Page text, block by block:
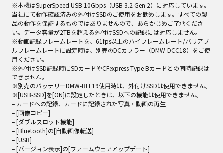
※本機はSuperSpeed USB 10Gbps（USB 3.2 Gen 2）に対応しています。
当社にて動作確認済みの外付けSSDのご使用をお勧めします。すべての製
品の動作を保証するものではありませんので、あらかじめご了承くださ
い。データ容量が2TBを超える外付けSSDへの記録には対応しません。
※動画記録フレームレートを、61fps以上のハイフレームレート/バリアブ
ルフレームレートに設定時は、別売のDCカプラー（DMW-DCC18）をご使
用ください。
※外付けSSD記録時にSDカードやCFexpress Type Bカードとの同時記録は
できません。
※別売のバッテリーDMW-BLF19使用時は、外付けSSDは使用できません。
※[USB-SSD]を[ON]に設定したときは、以下の機能は使用できません。
– カードへの記録、カードに記録された写真・動画の再生
– [画像コピー]
– [ダブルスロット機能]
– [Bluetooth]の[自動画像転送]
– [USB]
– [バージョン表示]の[ファームウェアアップデート]